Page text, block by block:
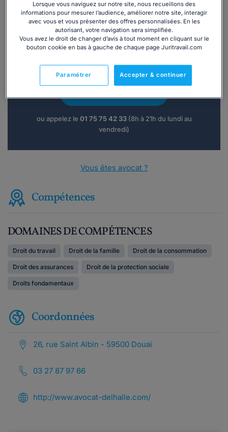
téléphone ?
ou appelez le 01 75 75 42 33(8h à 21h du lundi au
vendredi)
Vous êtes avocat ?
Compétences
DOMAINES DE COMPÉTENCES
Droit du travail Droit de la famille Droit de la consommation
Droit des assurances Droit de la protection sociale
Droits fondamentaux
Coordonnées
26, rue Saint Albin - 59500 Douai
03 27 87 97 66
http://www.avocat-delhalle.com/
Lorsque vous naviguez sur notre site, nous recueillons des
informations pour mesurer l’audience, améliorer notre site, interagir
avec vous et vous présenter des offres personnalisées. En les
autorisant, votre navigation sera simplifiée.
Vous avez le droit de changer d’avis à tout moment en cliquant sur le
bouton cookie en bas à gauche de chaque page Juritravail.com
Accepter & continuer
Paramétrer